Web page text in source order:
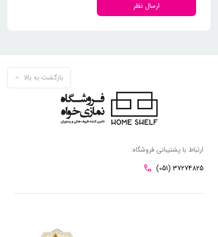
ارسال نظر
بازگشت به بالا
ارتباط با پشتیبانی فروشگاه:
(051) 37274825